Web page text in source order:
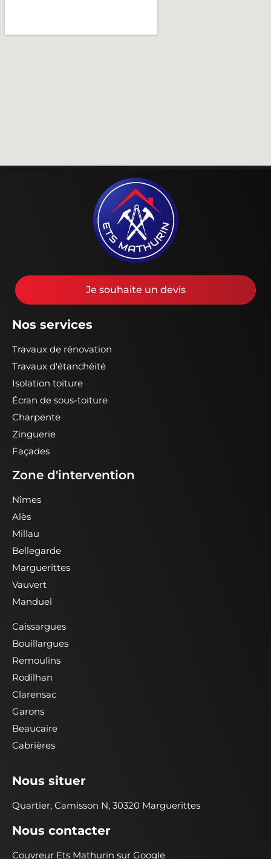
Je souhaite un devis
Nos services
Travaux de rénovation
Travaux d'étanchéité
Isolation toiture
Écran de sous-toiture
Charpente
Zinguerie
Façades
Zone d'intervention
Nîmes
Alès
Millau
Bellegarde
Marguerittes
Vauvert
Manduel
Caissargues
Bouillargues
Remoulins
Rodilhan
Clarensac
Garons
Beaucaire
Cabrières
Nous situer
Quartier, Camisson N, 30320 Marguerittes
Nous contacter
Couvreur Ets Mathurin sur Google